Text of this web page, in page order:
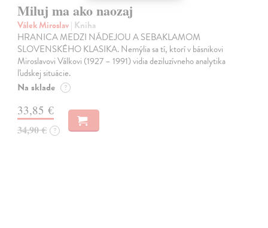
Miluj ma ako naozaj
Válek Miroslav| Kniha
HRANICA MEDZI NÁDEJOU A SEBAKLAMOM
SLOVENSKÉHO KLASIKA. Nemýlia sa tí, ktorí v básnikovi
Miroslavovi Válkovi (1927 – 1991) vidia deziluzívneho analytika
ľudskej situácie.
Na sklade ?
33,85 €
34,90 € ?